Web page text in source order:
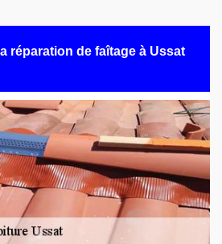
réparation de faîtage à Ussat